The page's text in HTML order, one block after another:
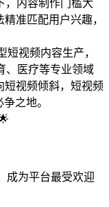
，内容制作门槛大
准匹配用户兴趣，
视频内容生产，
、医疗等专业领域
短视频倾斜，短视频
之地。
成为平台最受欢迎